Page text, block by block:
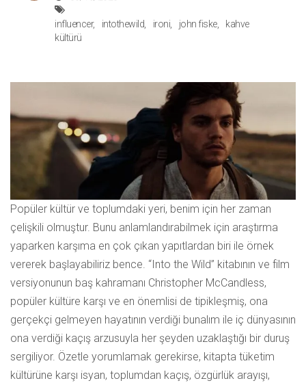
influencer intothewild ironi john fiske
kahve
kültürü
Popüler kültür ve toplumdaki yeri, benim için her zaman
çelişkili olmuştur. Bunu anlamlandırabilmek için araştırma
yaparken karşıma en çok çıkan yapıtlardan biri ile örnek
vererek başlayabiliriz bence. “Into the Wild” kitabının ve film
versiyonunun baş kahramanı Christopher McCandless,
popüler kültüre karşı ve en önemlisi de tipikleşmiş, ona
gerçekçi gelmeyen hayatının verdiği bunalım ile iç dünyasının
ona verdiği kaçış arzusuyla her şeyden uzaklaştığı bir duruş
sergiliyor. Özetle yorumlamak gerekirse, kitapta tüketim
kültürüne karşı isyan, toplumdan kaçış, özgürlük arayışı,